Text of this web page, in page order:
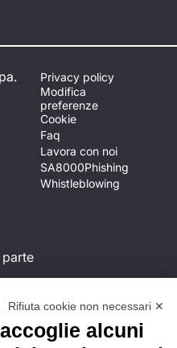
è
un
Privacy policy
Modifica
preferenze
Cookie
Faq
Lavora con noi
SA8000Phishing
Whistleblowing
Rifiuta cookie non necessari ✕
alcuni